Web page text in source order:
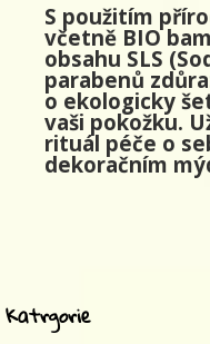
S použitím
včetně BIO
obsahu SLS
parabenů
o ekologicky
vaši pokožku.
rituál péče o
dekoračním
Katrgorie